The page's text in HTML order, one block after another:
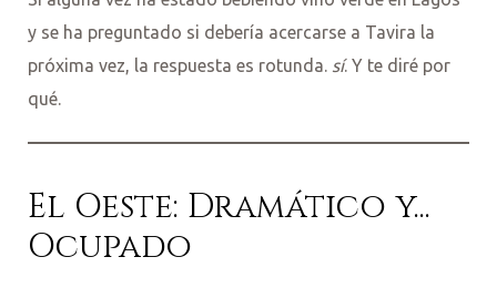
y se ha preguntado si debería acercarse a Tavira la
próxima vez, la respuesta es rotunda. sí. Y te diré por
qué.
El Oeste: Dramático y...
Ocupado